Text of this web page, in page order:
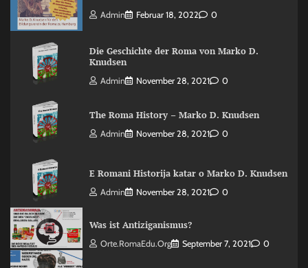
Admin Februar 18, 2022 0
Die Geschichte der Roma von Marko D.
Knudsen
Admin November 28, 2021 0
The Roma History – Marko D. Knudsen
Admin November 28, 2021 0
E Romani Historija katar o Marko D. Knudsen
Admin November 28, 2021 0
Was ist Antiziganismus?
Orte.RomaEdu.org September 7, 2021 0